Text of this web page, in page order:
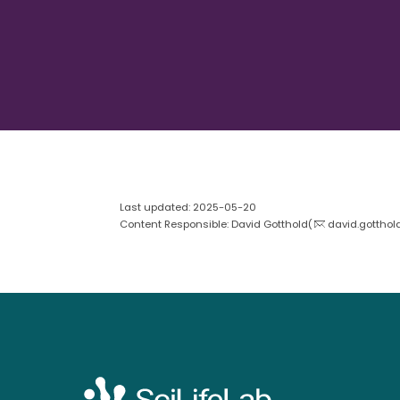
Last updated: 2025-05-20
Content Responsible: David Gotthold(